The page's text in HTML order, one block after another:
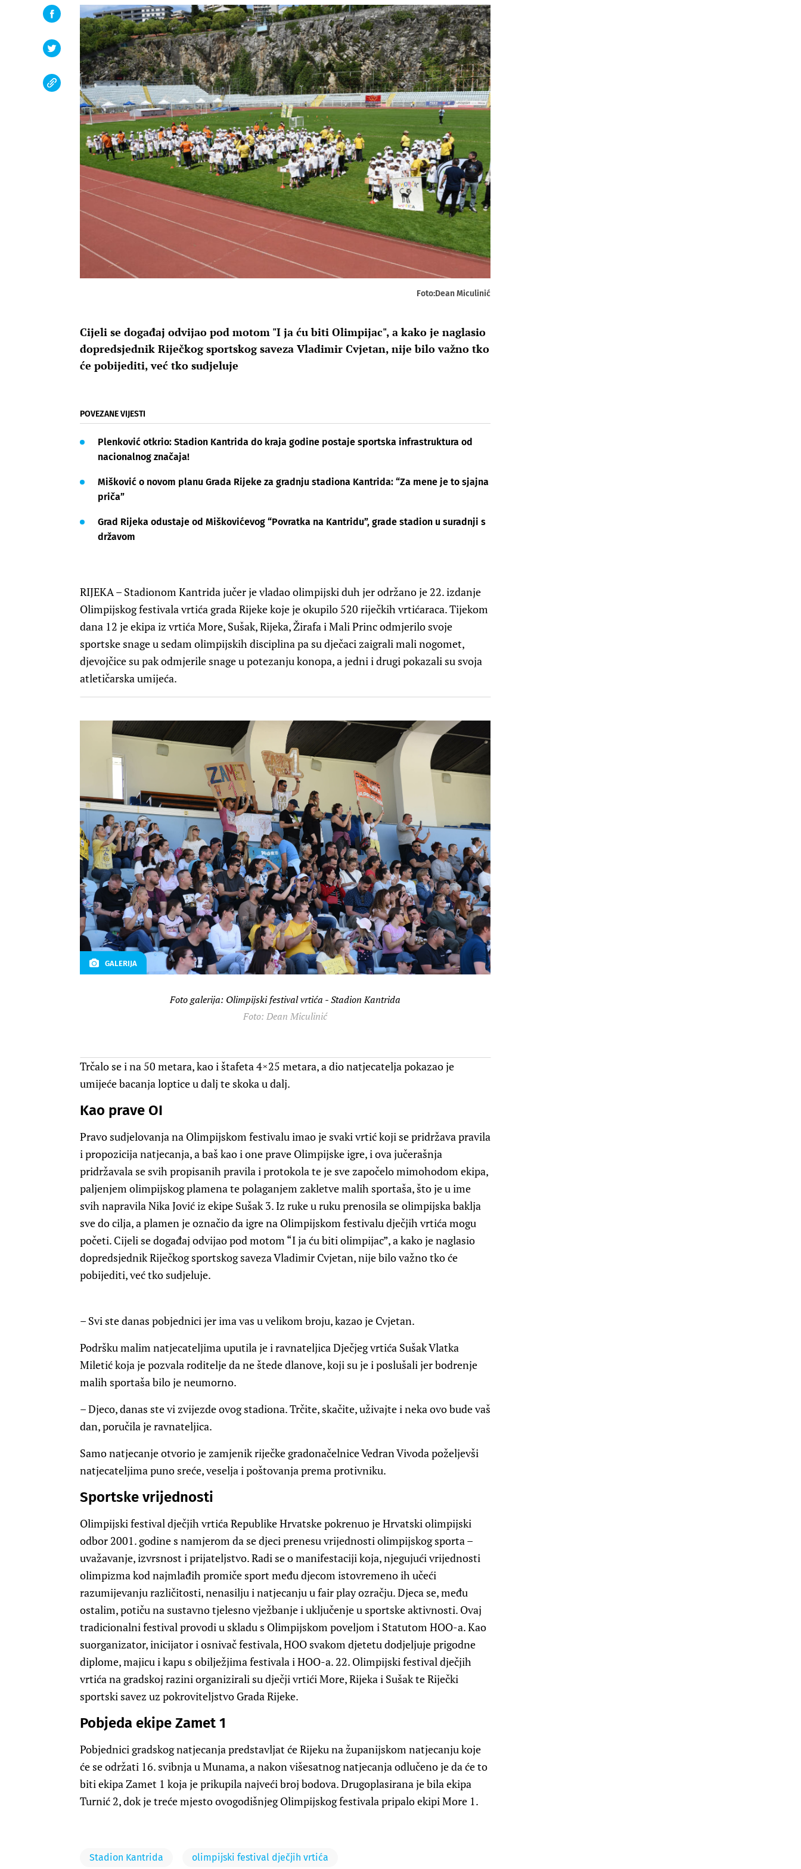
Foto:Dean Miculinić
Cijeli se događaj odvijao pod motom "I ja ću biti Olimpijac", a kako je naglasio
dopredsjednik Riječkog sportskog saveza Vladimir Cvjetan, nije bilo važno tko
će pobijediti, već tko sudjeluje
POVEZANE VIJESTI
Plenković otkrio: Stadion Kantrida do kraja godine postaje sportska infrastruktura od
nacionalnog značaja!
Mišković o novom planu Grada Rijeke za gradnju stadiona Kantrida: “Za mene je to sjajna
priča”
Grad Rijeka odustaje od Miškovićevog “Povratka na Kantridu”, grade stadion u suradnji s
državom
RIJEKA – Stadionom Kantrida jučer je vladao olimpijski duh jer održano je 22. izdanje
Olimpijskog festivala vrtića grada Rijeke koje je okupilo 520 riječkih vrtićaraca. Tijekom
dana 12 je ekipa iz vrtića More, Sušak, Rijeka, Žirafa i Mali Princ odmjerilo svoje
sportske snage u sedam olimpijskih disciplina pa su dječaci zaigrali mali nogomet,
djevojčice su pak odmjerile snage u potezanju konopa, a jedni i drugi pokazali su svoja
atletičarska umijeća.
GALERIJA
Foto galerija: Olimpijski festival vrtića - Stadion Kantrida
Foto: Dean Miculinić
Trčalo se i na 50 metara, kao i štafeta 4×25 metara, a dio natjecatelja pokazao je
umijeće bacanja loptice u dalj te skoka u dalj.
Kao prave OI
Pravo sudjelovanja na Olimpijskom festivalu imao je svaki vrtić koji se pridržava pravila
i propozicija natjecanja, a baš kao i one prave Olimpijske igre, i ova jučerašnja
pridržavala se svih propisanih pravila i protokola te je sve započelo mimohodom ekipa,
paljenjem olimpijskog plamena te polaganjem zakletve malih sportaša, što je u ime
svih napravila Nika Jović iz ekipe Sušak 3. Iz ruke u ruku prenosila se olimpijska baklja
sve do cilja, a plamen je označio da igre na Olimpijskom festivalu dječjih vrtića mogu
početi. Cijeli se događaj odvijao pod motom “I ja ću biti olimpijac”, a kako je naglasio
dopredsjednik Riječkog sportskog saveza Vladimir Cvjetan, nije bilo važno tko će
pobijediti, već tko sudjeluje.
– Svi ste danas pobjednici jer ima vas u velikom broju, kazao je Cvjetan.
Podršku malim natjecateljima uputila je i ravnateljica Dječjeg vrtića Sušak Vlatka
Miletić koja je pozvala roditelje da ne štede dlanove, koji su je i poslušali jer bodrenje
malih sportaša bilo je neumorno.
– Djeco, danas ste vi zvijezde ovog stadiona. Trčite, skačite, uživajte i neka ovo bude vaš
dan, poručila je ravnateljica.
Samo natjecanje otvorio je zamjenik riječke gradonačelnice Vedran Vivoda poželjevši
natjecateljima puno sreće, veselja i poštovanja prema protivniku.
Sportske vrijednosti
Olimpijski festival dječjih vrtića Republike Hrvatske pokrenuo je Hrvatski olimpijski
odbor 2001. godine s namjerom da se djeci prenesu vrijednosti olimpijskog sporta –
uvažavanje, izvrsnost i prijateljstvo. Radi se o manifestaciji koja, njegujući vrijednosti
olimpizma kod najmlađih promiče sport među djecom istovremeno ih učeći
razumijevanju različitosti, nenasilju i natjecanju u fair play ozračju. Djeca se, među
ostalim, potiču na sustavno tjelesno vježbanje i uključenje u sportske aktivnosti. Ovaj
tradicionalni festival provodi u skladu s Olimpijskom poveljom i Statutom HOO-a. Kao
suorganizator, inicijator i osnivač festivala, HOO svakom djetetu dodjeljuje prigodne
diplome, majicu i kapu s obilježjima festivala i HOO-a. 22. Olimpijski festival dječjih
vrtića na gradskoj razini organizirali su dječji vrtići More, Rijeka i Sušak te Riječki
sportski savez uz pokroviteljstvo Grada Rijeke.
Pobjeda ekipe Zamet 1
Pobjednici gradskog natjecanja predstavljat će Rijeku na županijskom natjecanju koje
će se održati 16. svibnja u Munama, a nakon višesatnog natjecanja odlučeno je da će to
biti ekipa Zamet 1 koja je prikupila najveći broj bodova. Drugoplasirana je bila ekipa
Turnić 2, dok je treće mjesto ovogodišnjeg Olimpijskog festivala pripalo ekipi More 1.
Stadion Kantrida olimpijski festival dječjih vrtića